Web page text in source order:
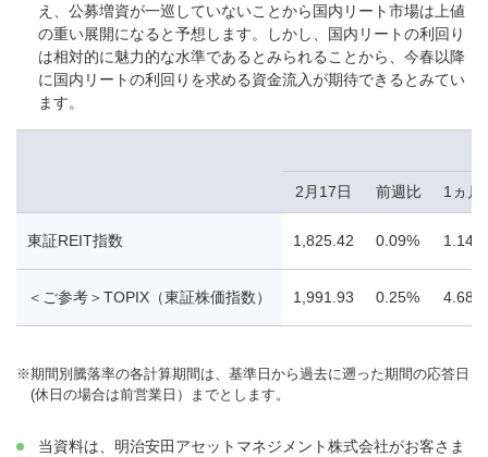
え、公募増資が一巡していないことから国内リート市場は上値
の重い展開になると予想します。しかし、国内リートの利回り
は相対的に魅力的な水準であるとみられることから、今春以降
に国内リートの利回りを求める資金流入が期待できるとみてい
ます。
2月17日 前週比 1ヵ月
東証REIT指数 1,825.42 0.09% 1.14%
＜ご参考＞TOPIX（東証株価指数） 1,991.93 0.25% 4.68%
※期間別騰落率の各計算期間は、基準日から過去に遡った期間の応答日
(休日の場合は前営業日）までとします。
当資料は、明治安田アセットマネジメント株式会社がお客さま